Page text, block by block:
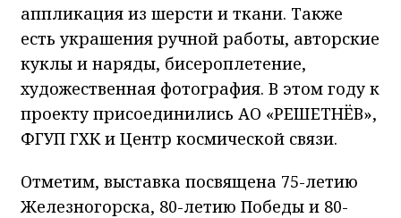
аппликация из шерсти и ткани. Также
есть украшения ручной работы, авторские
куклы и наряды, бисероплетение,
художественная фотография. В этом году к
проекту присоединились АО «РЕШЕТНЁВ»,
ФГУП ГХК и Центр космической связи.
Отметим, выставка посвящена 75-летию
Железногорска, 80-летию Победы и 80-